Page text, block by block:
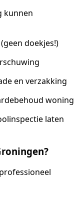
kunnen
doekjes!)
en verzakking
woning
laten